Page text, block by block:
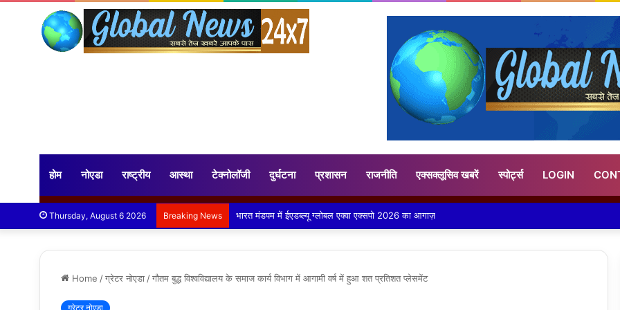
होम नोएडा राष्ट्रीय आस्था टेक्नोलॉजी दुर्घटना प्रशासन राजनीति एक्सक्लूसिव खबरें स्पोर्ट्स LOGIN
Thursday, August 6 2026 Breaking News फिर हुआ औरंगाबाद पानी पानी, स्कूली बच्चों और श्रृद्धालुओं को हुई भारी असुविधा
Home /ग्रेटर नोएडा /गौतम बुद्ध विश्वविद्यालय के समाज कार्य विभाग में आगामी वर्ष में हुआ शत प्रतिशत प्लेसमेंट
ग्रेटर नोएडा